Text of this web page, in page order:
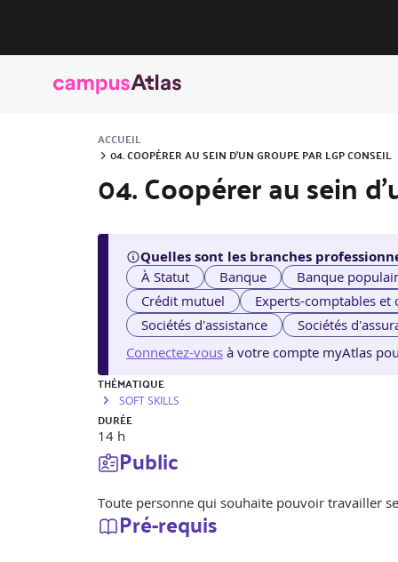
ACCUEIL
04. COOPÉRER AU SEIN D’UN GROUPE PAR LGP CONSEIL
04. Coopérer au sein
Quelles sont les branches
À Statut Banque Banque
Crédit mutuel
Experts-comptables et
Sociétés d'assistance
Sociétés
Connectez-vous à votre compte myAtlas
THÉMATIQUE
SOFT SKILLS
DURÉE
14 h
Public
Toute personne qui souhaite pouvoir travailler
Pré-requis